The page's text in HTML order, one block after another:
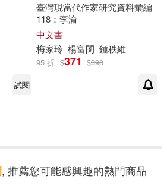
試閱
臺灣現當代作家研究資料彙編
118：李渝
中文書
梅家玲 楊富閔 鍾秩維
95 折 $371 $390
, 推薦您可能感興趣的熱門商品